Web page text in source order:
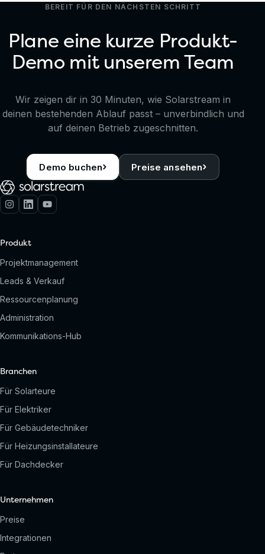
BEREIT FÜR DEN NÄCHSTEN SCHRITT
Plane eine kurze Produkt-
Demo mit unserem Team
Wir zeigen dir in 30 Minuten, wie Solarstream in
deinen bestehenden Ablauf passt – unverbindlich und
auf deinen Betrieb zugeschnitten.
Demo buchen› Preise ansehen›
Produkt
Projektmanagement
Leads & Verkauf
Ressourcenplanung
Administration
Kommunikations-Hub
Branchen
Für Solarteure
Für Elektriker
Für Gebäudetechniker
Für Heizungsinstallateure
Für Dachdecker
Unternehmen
Preise
Integrationen